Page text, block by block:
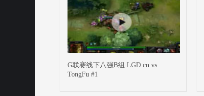
G联赛线下八强B组 LGD.cn vs
TongFu #1